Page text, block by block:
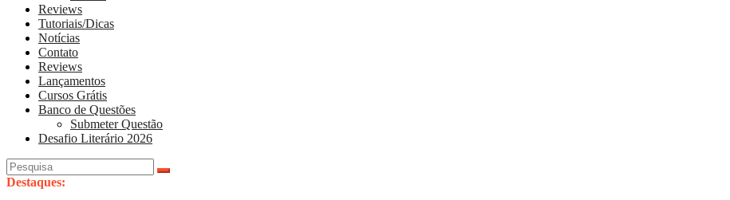
Reviews
Tutoriais/Dicas
Notícias
Contato
Reviews
Lançamentos
Cursos Grátis
Banco de Questões
Submeter Questão
Desafio Literário 2026
Pesquisar
por:
Destaques: